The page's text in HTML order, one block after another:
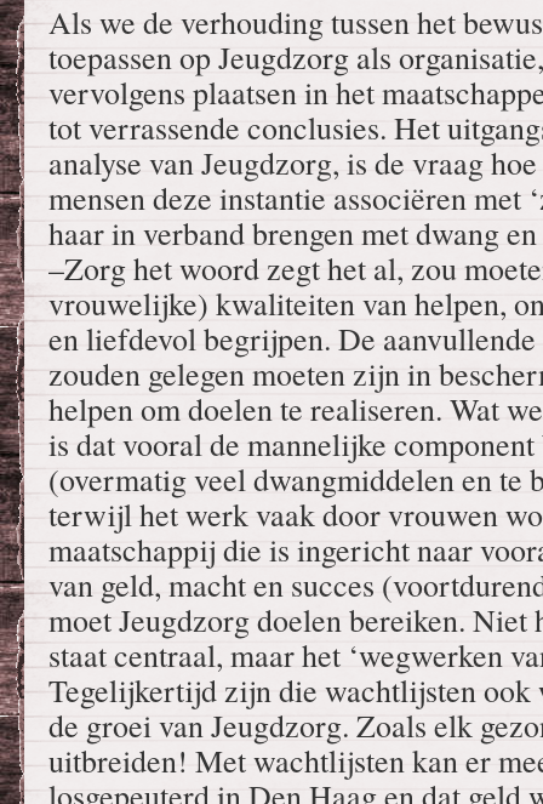
Als we de verhouding tussen het
toepassen op Jeugdzorg als
vervolgens plaatsen in het
tot verrassende conclusies. Het
analyse van Jeugdzorg, is de vraag
mensen deze instantie associëren met
haar in verband brengen met dwang
–Zorg het woord zegt het al, zou
vrouwelijke) kwaliteiten van helpen,
en liefdevol begrijpen. De
zouden gelegen moeten zijn in
helpen om doelen te realiseren. Wat
is dat vooral de mannelijke
(overmatig veel dwangmiddelen en te
terwijl het werk vaak door vrouwen
maatschappij die is ingericht naar
van geld, macht en succes
moet Jeugdzorg doelen bereiken. Niet
staat centraal, maar het ‘wegwerken
Tegelijkertijd zijn die wachtlijsten ook
de groei van Jeugdzorg. Zoals elk
uitbreiden! Met wachtlijsten kan er
losgepeuterd in Den Haag en dat geld